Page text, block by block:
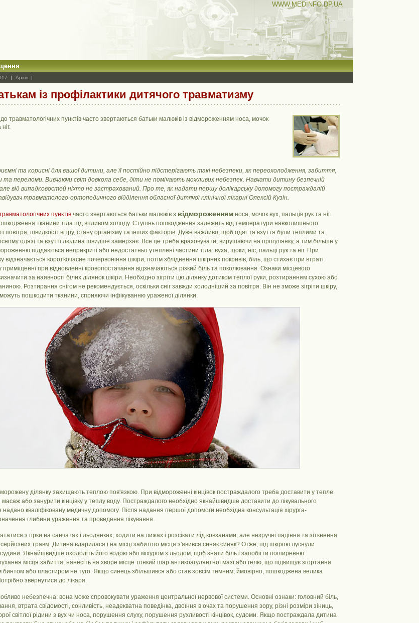
WWW.MEDINFO.DP.UA
Архів
із профілактики дитячого травматизму
травматологічних пунктів часто звертаються батьки малюків із відмороженням носа, мочок
та корисні для вашої дитини, але її постійно підстерігають такі небезпеки, як переохолодження, забиття,
та переломи. Вивчаючи світ довкола себе, діти не помічають можливих небезпек. Навчати дитину безпечній
але від випадковостей ніхто не застрахований. Про те, як надати першу долікарську допомогу постраждалій
травматолого-ортопедичного відділення обласної дитячої клінічної лікарні Олексій Кузін.
пунктів часто звертаються батьки малюків з відмороженням носа, мочок вух, пальців рук та ніг.
тканини тіла під впливом холоду. Ступінь пошкодження залежить від температури навколишнього
повітря, швидкості вітру, стану організму та інших факторів. Дуже важливо, щоб одяг та взуття були теплими та
одязі та взутті людина швидше замерзає. Все це треба враховувати, вирушаючи на прогулянку, а тим більше у
піддаються неприкриті або недостатньо утеплені частини тіла: вуха, щоки, ніс, пальці рук та ніг. При
відзначається короткочасне почервоніння шкіри, потім збліднення шкірних покривів, біль, що стихає при втраті
приміщенні при відновленні кровопостачання відзначаються різкий біль та поколювання. Ознаки місцевого
за наявності білих ділянок шкіри. Необхідно зігріти цю ділянку дотиком теплої руки, розтиранням сухою або
Розтирання снігом не рекомендується, оскільки сніг завжди холодніший за повітря. Він не зможе зігріти шкіру,
пошкодити тканини, сприяючи інфікуванню ураженої ділянки.
ділянку захищають теплою пов'язкою. При відмороженні кінцівок постраждалого треба доставити у тепле
або занурити кінцівку у теплу воду. Постраждалого необхідно якнайшвидше доставити до лікувального
кваліфіковану медичну допомогу. Після надання першої допомоги необхідна консультація хірурга-
глибини ураження та проведення лікування.
з гірки на санчатах і льодянках, ходити на лижах і розсікати лід ковзанами, але незручні падіння та зіткнення
травм. Дитина вдарилася і на місці забитого місця з'явився синяк синяк? Отже, під шкірою луснули
Якнайшвидше охолодіть його водою або міхуром з льодом, щоб зняти біль і запобігти поширенню
місця забиття, нанесіть на хворе місце тонкий шар антикоагулянтної мазі або гелю, що підвищує згортання
бинтом або пластиром не туго. Якщо синець збільшився або став зовсім темним, ймовірно, пошкоджена велика
звернутися до лікаря.
небезпечна: вона може спровокувати ураження центральної нервової системи. Основні ознаки: головний біль,
втрата свідомості, сонливість, неадекватна поведінка, двоїння в очах та порушення зору, різні розміри зіниць,
світлої рідини з вух чи носа, порушення слуху, порушення рухливості кінцівок, судоми. Якщо постраждала дитина